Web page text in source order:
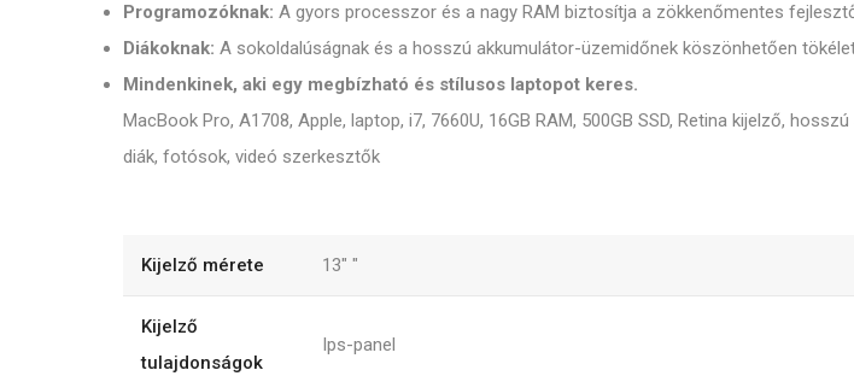
Programozóknak: A gyors processzor és a nagy RAM biztosítja a zökkenőmentes
Diákoknak: A sokoldalúságnak és a hosszú akkumulátor-üzemidőnek köszönhetően
Mindenkinek, aki egy megbízható és stílusos laptopot keres.
MacBook Pro, A1708, Apple, laptop, i7, 7660U, 16GB RAM, 500GB SSD, Retina kijelző,
diák, fotósok, videó szerkesztők
Kijelző mérete 13" "
Kijelző
tulajdonságok
Ips-panel